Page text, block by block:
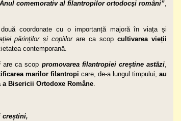
Anul comemorativ al filantropilor ortodocşi români”
coordonate cu o importanță majoră în viața și
părinților și copiilorare ca scopcultivarea vieții
contemporană.
are ca scop promovarea filantropiei creștine astăzi,
marilor filantropi care, de-a lungul timpului, au
Bisericii Ortodoxe Române.
creștini,